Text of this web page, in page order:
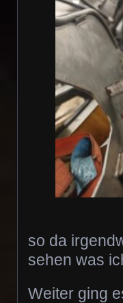
so da
sehen was
Weiter ging